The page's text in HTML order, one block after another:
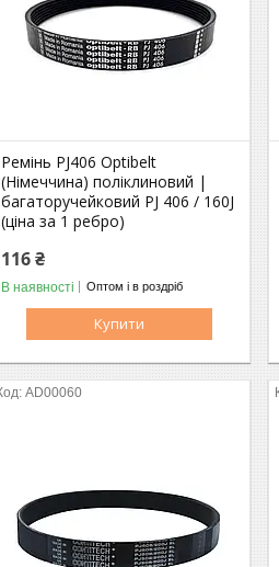
Ремінь PJ406 Optibelt
(Німеччина) поліклиновий |
багаторучейковий PJ 406 / 160J
(ціна за 1 ребро)
116 ₴
В наявності Оптом і в роздріб
Купити
AD00060